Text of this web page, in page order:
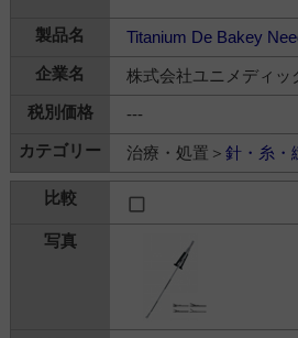
Titanium De Bakey
株式会社ユニメディッ
---
治療・処置＞ 針・糸・